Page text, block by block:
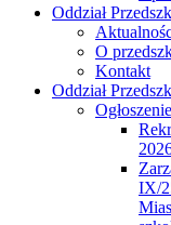
Oddział
O
Kontakt
Oddział
IX/